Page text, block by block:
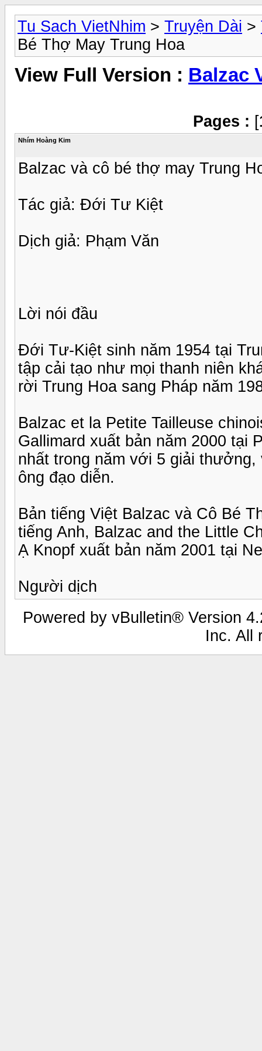
Tu Sach VietNhim > Truyện Dài >
Bé Thợ May Trung Hoa
View Full Version : Balzac
Pages : [
Nhím Hoàng Kim
Balzac và cô bé thợ may Trung
Tác giả: Đới Tư Kiệt
Dịch giả: Phạm Văn
Lời nói đầu
Đới Tư-Kiệt sinh năm 1954 tại
tập cải tạo như mọi thanh niên
rời Trung Hoa sang Pháp năm
Balzac et la Petite Tailleuse
Gallimard xuất bản năm 2000 tại
nhất trong năm với 5 giải
ông đạo diễn.
Bản tiếng Việt Balzac và Cô Bé
tiếng Anh, Balzac and the Little
Ạ Knopf xuất bản năm 2001 tại
Người dịch
Powered by vBulletin® Version
Inc. All